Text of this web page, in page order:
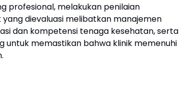
profesional, melakukan penilaian
dievaluasi melibatkan manajemen
dan kompetensi tenaga kesehatan, serta
untuk memastikan bahwa klinik memenuhi